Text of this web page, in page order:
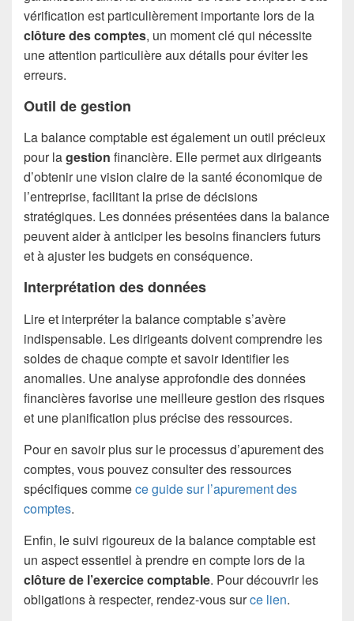
vérification est particulièrement importante lors de la
clôture des comptes, un moment clé qui nécessite
une attention particulière aux détails pour éviter les
erreurs.
Outil de gestion
La balance comptable est également un outil précieux
pour lagestion financière. Elle permet aux dirigeants
d’obtenir une vision claire de la santé économique de
l’entreprise, facilitant la prise de décisions
stratégiques. Les données présentées dans la balance
peuvent aider à anticiper les besoins financiers futurs
et à ajuster les budgets en conséquence.
Interprétation des données
Lire et interpréter la balance comptable s’avère
indispensable. Les dirigeants doivent comprendre les
soldes de chaque compte et savoir identifier les
anomalies. Une analyse approfondie des données
financières favorise une meilleure gestion des risques
et une planification plus précise des ressources.
Pour en savoir plus sur le processus d’apurement des
comptes, vous pouvez consulter des ressources
spécifiques commece guide sur l’apurement des
comptes.
Enfin, le suivi rigoureux de la balance comptable est
un aspect essentiel à prendre en compte lors de la
clôture de l’exercice comptable. Pour découvrir les
obligations à respecter, rendez-vous surce lien.